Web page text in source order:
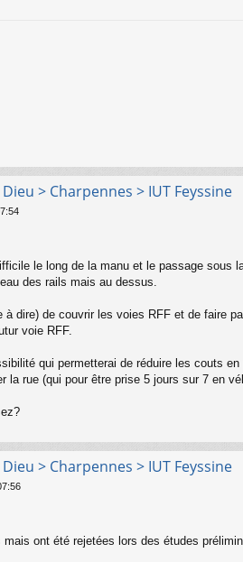
> Charpennes > IUT Feyssine
le long de la manu et le passage
des rails mais au dessus.
dire) de couvrir les voies RFF et de faire
voie RFF.
qui permetterai de réduire les couts
la rue (qui pour être prise 5 jours sur 7 en
> Charpennes > IUT Feyssine
ont été rejetées lors des études